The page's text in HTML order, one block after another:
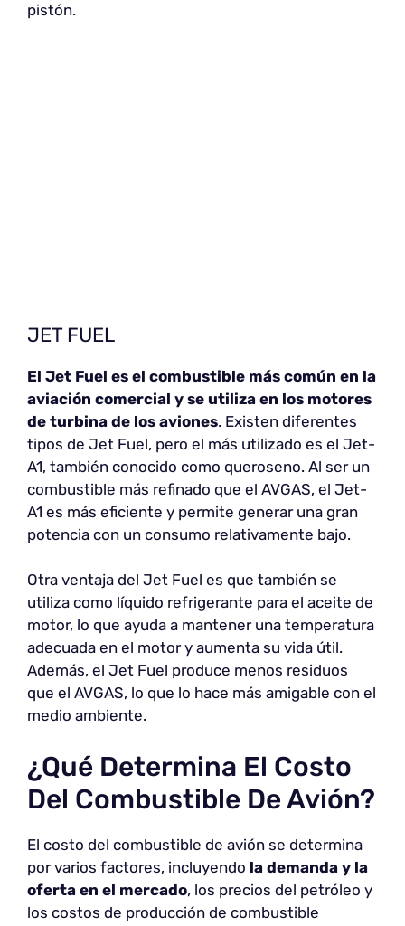
pistón.
JET FUEL
El Jet Fuel es el combustible más común en la
aviación comercial y se utiliza en los motores
de turbina de los aviones. Existen diferentes
tipos de Jet Fuel, pero el más utilizado es el Jet-
A1, también conocido como queroseno. Al ser un
combustible más refinado que el AVGAS, el Jet-
A1 es más eficiente y permite generar una gran
potencia con un consumo relativamente bajo.
Otra ventaja del Jet Fuel es que también se
utiliza como líquido refrigerante para el aceite de
motor, lo que ayuda a mantener una temperatura
adecuada en el motor y aumenta su vida útil.
Además, el Jet Fuel produce menos residuos
que el AVGAS, lo que lo hace más amigable con el
medio ambiente.
¿Qué Determina El Costo
Del Combustible De Avión?
El costo del combustible de avión se determina
por varios factores, incluyendo la demanda y la
oferta en el mercado, los precios del petróleo y
los costos de producción de combustible